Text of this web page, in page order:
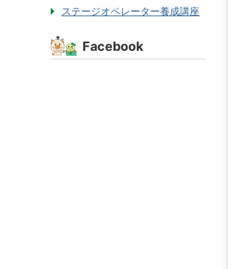
ステージオペレーター養成講座
Facebook